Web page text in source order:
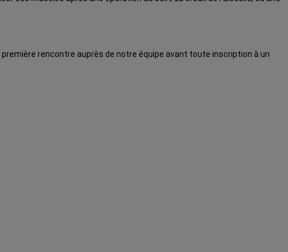
rencontre auprès de notre équipe avant toute inscription à un